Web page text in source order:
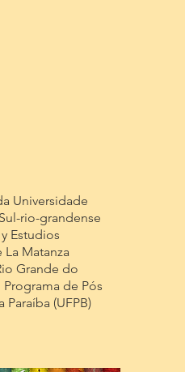
Universidade
rio-grandense
Estudios
Matanza
Grande do
de Pós
(UFPB)